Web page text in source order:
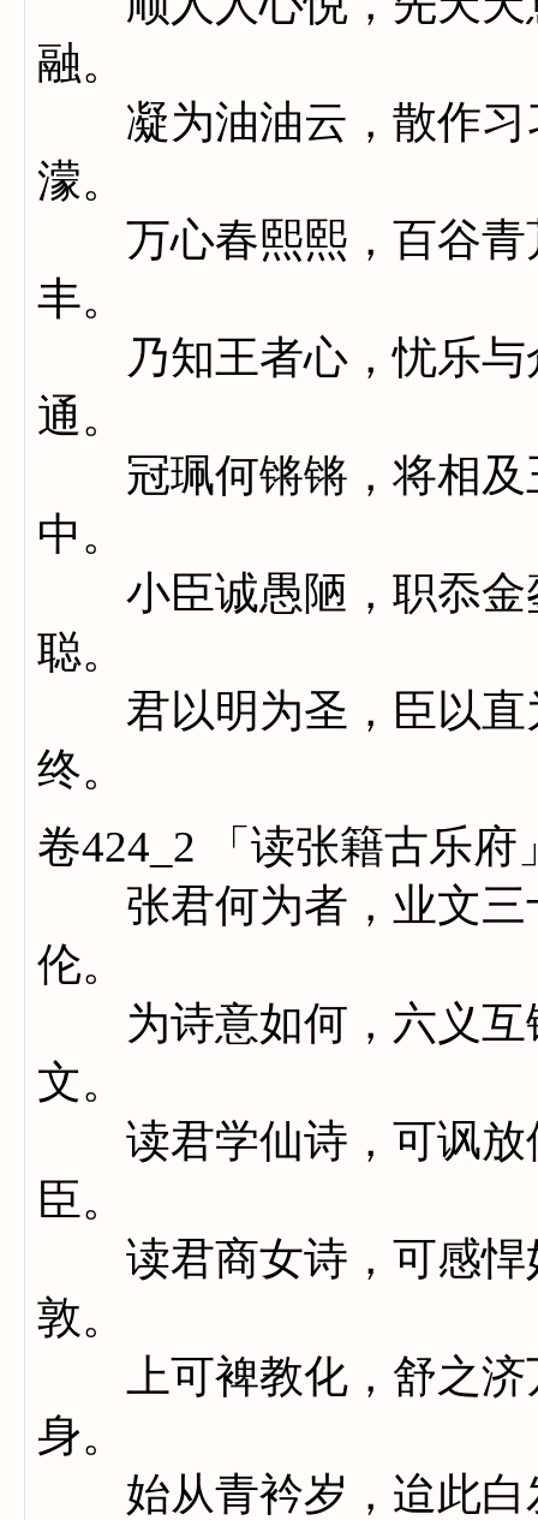
融。
凝为油油云，散作习
濛。
万心春熙熙，百谷青
丰。
乃知王者心，忧乐与
通。
冠珮何锵锵，将相及
中。
小臣诚愚陋，职忝金
聪。
君以明为圣，臣以直
终。
卷424_2 「读张籍古乐府
张君何为者，业文三
伦。
为诗意如何，六义互
文。
读君学仙诗，可讽放
臣。
读君商女诗，可感悍
敦。
上可裨教化，舒之济
身。
始从青衿岁，迨此白